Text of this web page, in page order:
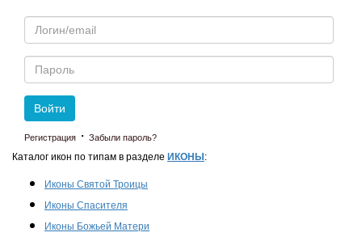
Email
Пароль
Войти
Регистрация · Забыли пароль?
Каталог икон по типам в разделе ИКОНЫ :
Иконы Святой Троицы
Иконы Спасителя
Иконы Божьей Матери